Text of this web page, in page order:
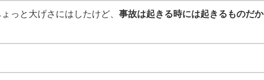
っと大げさにはしたけど、 事故は起きる時には起きるものだか